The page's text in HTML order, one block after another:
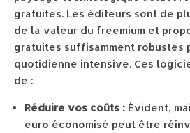
gratuites. Les éditeurs sont de
de la valeur du freemium et
gratuites suffisamment robustes
quotidienne intensive. Ces
de :
Réduire vos coûts : Évident,
euro économisé peut être